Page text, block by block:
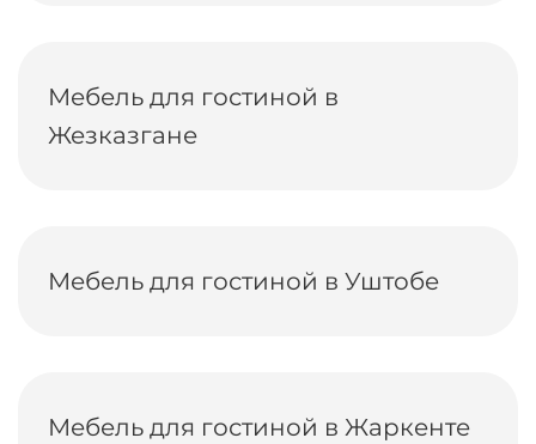
Мебель для гостиной в
Жезказгане
Мебель для гостиной в Уштобе
Мебель для гостиной в Жаркенте